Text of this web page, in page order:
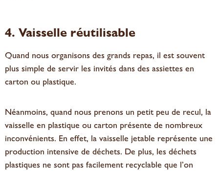
4. Vaisselle réutilisable
Quand nous organisons des grands repas, il est souvent
plus simple de servir les invités dans des assiettes en
carton ou plastique.
Néanmoins, quand nous prenons un petit peu de recul, la
vaisselle en plastique ou carton présente de nombreux
inconvénients. En effet, la vaisselle jetable représente une
production intensive de déchets. De plus, les déchets
plastiques ne sont pas facilement recyclable que l’on